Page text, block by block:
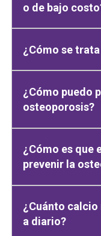
o de bajo
¿Cómo se
¿Cómo puedo
osteoporosis?
¿Cómo es que
prevenir la
¿Cuánto
a diario?